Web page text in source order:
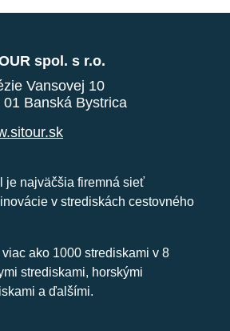
spol. s r.o.
Vansovej 10
01 Banská Bystrica
je najväčšia firemná sieť
v strediskách cestovného
ako 1000 strediskami v 8
strediskami, horskými
a ďalšími.